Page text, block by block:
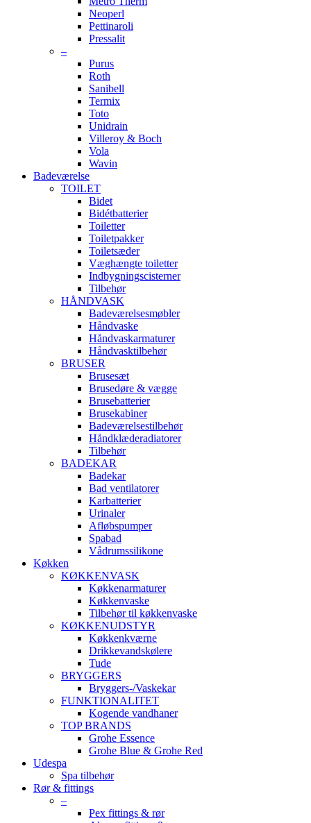
Neoperl
Pettinaroli
Pressalit
–
Purus
Roth
Sanibell
Termix
Toto
Unidrain
Villeroy & Boch
Vola
Wavin
Badeværelse
TOILET
Bidet
Bidétbatterier
Toiletter
Toiletpakker
Toiletsæder
Væghængte toiletter
Indbygningscisterner
Tilbehør
HÅNDVASK
Badeværelsesmøbler
Håndvaske
Håndvaskarmaturer
Håndvasktilbehør
BRUSER
Brusesæt
Brusedøre & vægge
Brusebatterier
Brusekabiner
Badeværelsestilbehør
Håndklæderadiatorer
Tilbehør
BADEKAR
Badekar
Bad ventilatorer
Karbatterier
Urinaler
Afløbspumper
Spabad
Vådrumssilikone
Køkken
KØKKENVASK
Køkkenarmaturer
Køkkenvaske
Tilbehør til køkkenvaske
KØKKENUDSTYR
Køkkenkværne
Drikkevandskølere
Tude
BRYGGERS
Bryggers-/Vaskekar
FUNKTIONALITET
Kogende vandhaner
TOP BRANDS
Grohe Essence
Grohe Blue & Grohe Red
Udespa
Spa tilbehør
Rør & fittings
–
Pex fittings & rør